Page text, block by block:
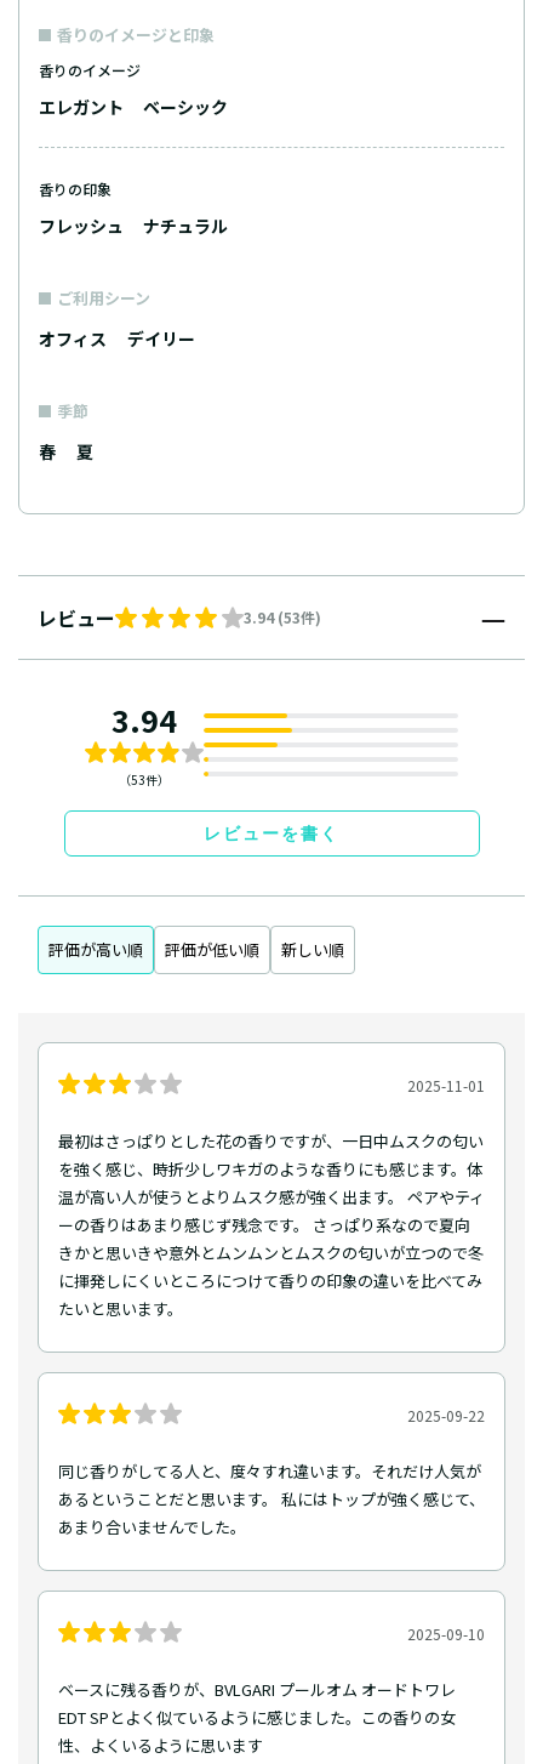
香りのイメージと印象
香りのイメージ
エレガント ベーシック
香りの印象
フレッシュ ナチュラル
ご利用シーン
オフィス デイリー
季節
春 夏
レビュー 3.94 (53件)
3.94
（53件）
レビューを書く
評価が高い順 評価が低い順 新しい順
2025-11-01
最初はさっぱりとした花の香りですが、一日中ムスクの匂い
を強く感じ、時折少しワキガのような香りにも感じます。体
温が高い人が使うとよりムスク感が強く出ます。 ペアやティ
ーの香りはあまり感じず残念です。 さっぱり系なので夏向
きかと思いきや意外とムンムンとムスクの匂いが立つので冬
に揮発しにくいところにつけて香りの印象の違いを比べてみ
たいと思います。
2025-09-22
同じ香りがしてる人と、度々すれ違います。それだけ人気が
あるということだと思います。 私にはトップが強く感じて、
あまり合いませんでした。
2025-09-10
ベースに残る香りが、BVLGARI プールオム オードトワレ
EDT SPとよく似ているように感じました。この香りの女
性、よくいるように思います